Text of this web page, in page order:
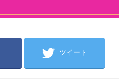
ツイート